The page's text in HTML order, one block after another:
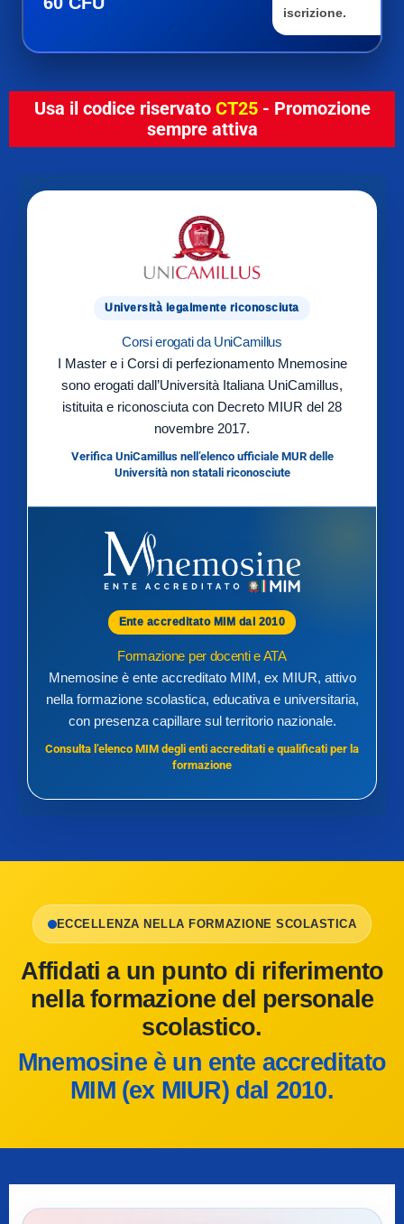
iscrizione.
Usa il codice riservato CT25- Promozione
sempre attiva
Università legalmente riconosciuta
Corsi erogati da UniCamillus
I Master e i Corsi di perfezionamento Mnemosine
sono erogati dall’Università Italiana UniCamillus,
istituita e riconosciuta con Decreto MIUR del 28
novembre 2017.
Verifica UniCamillus nell’elenco ufficiale MUR delle
Università non statali riconosciute
Ente accreditato MIM dal 2010
Formazione per docenti e ATA
Mnemosine è ente accreditato MIM, ex MIUR, attivo
nella formazione scolastica, educativa e universitaria,
con presenza capillare sul territorio nazionale.
Consulta l’elenco MIM degli enti accreditati e qualificati per la
formazione
ECCELLENZA NELLA FORMAZIONE SCOLASTICA
Affidati a un punto di riferimento
nella formazione del personale
scolastico.
Mnemosine è un ente accreditato
MIM (ex MIUR) dal 2010.